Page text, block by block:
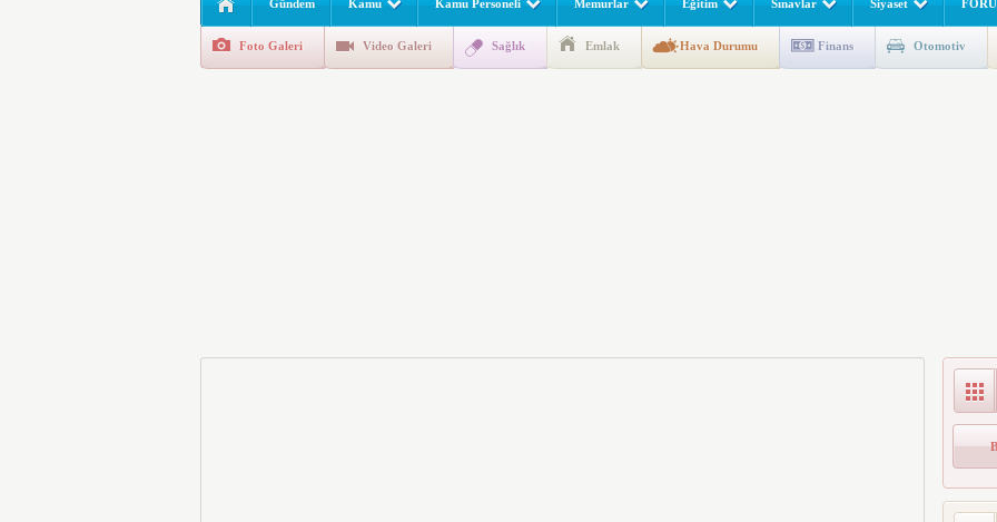
Gündem Kamu Kamu Personeli Memurlar Eğitim Sınavlar Siyaset
Foto Galeri Video Galeri Sağlık Emlak Hava Durumu Finans Otomotiv